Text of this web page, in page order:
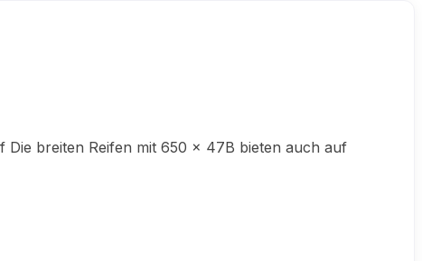
breiten Reifen mit 650 x 47B bieten auch auf